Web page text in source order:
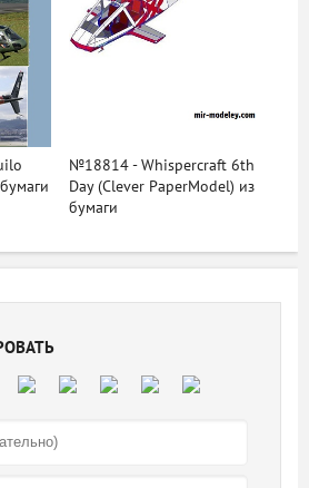
№18814 - Whispercraft 6th
Day (Clever PaperModel) из
бумаги